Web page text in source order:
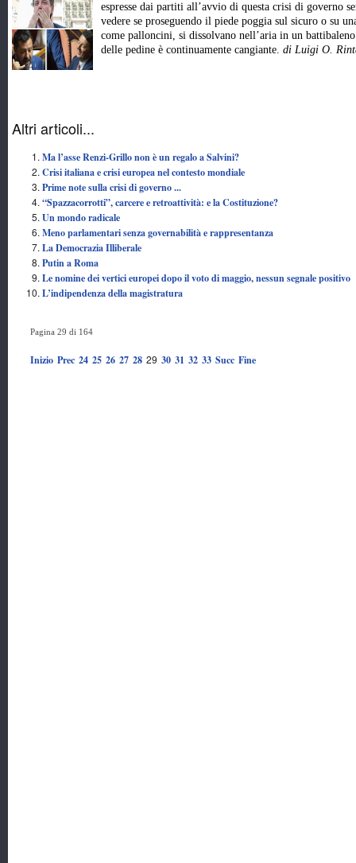
espresse dai partiti all’avvio di questa crisi di governo
vedere se proseguendo il piede poggia sul sicuro o su
come palloncini, si dissolvano nell’aria in un
delle pedine è continuamente cangiante. di Luigi O.
Altri articoli...
Ma l’asse Renzi-Grillo non è un regalo a Salvini?
Crisi italiana e crisi europea nel contesto mondiale
Prime note sulla crisi di governo ...
“Spazzacorrotti”, carcere e retroattività: e la Costituzione?
Un mondo radicale
Meno parlamentari senza governabilità e rappresentanza
La Democrazia Illiberale
Putin a Roma
Le nomine dei vertici europei dopo il voto di maggio, nessun segnale positivo
L’indipendenza della magistratura
Pagina 29 di 164
Inizio Prec 24 25 26 27 28 29 30 31 32 33 Succ Fine